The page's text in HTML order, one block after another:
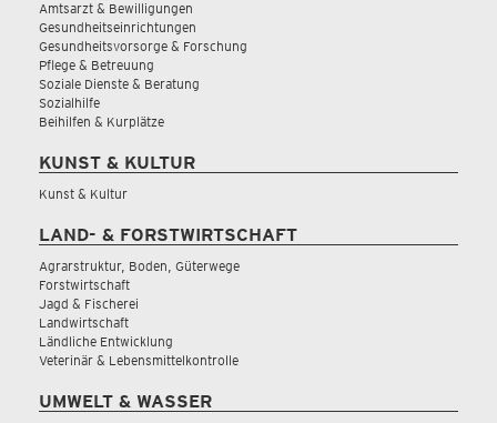
Amtsarzt & Bewilligungen
Gesundheitseinrichtungen
Gesundheitsvorsorge & Forschung
Pflege & Betreuung
Soziale Dienste & Beratung
Sozialhilfe
Beihilfen & Kurplätze
KUNST & KULTUR
Kunst & Kultur
LAND- & FORSTWIRTSCHAFT
Agrarstruktur, Boden, Güterwege
Forstwirtschaft
Jagd & Fischerei
Landwirtschaft
Ländliche Entwicklung
Veterinär & Lebensmittelkontrolle
UMWELT & WASSER